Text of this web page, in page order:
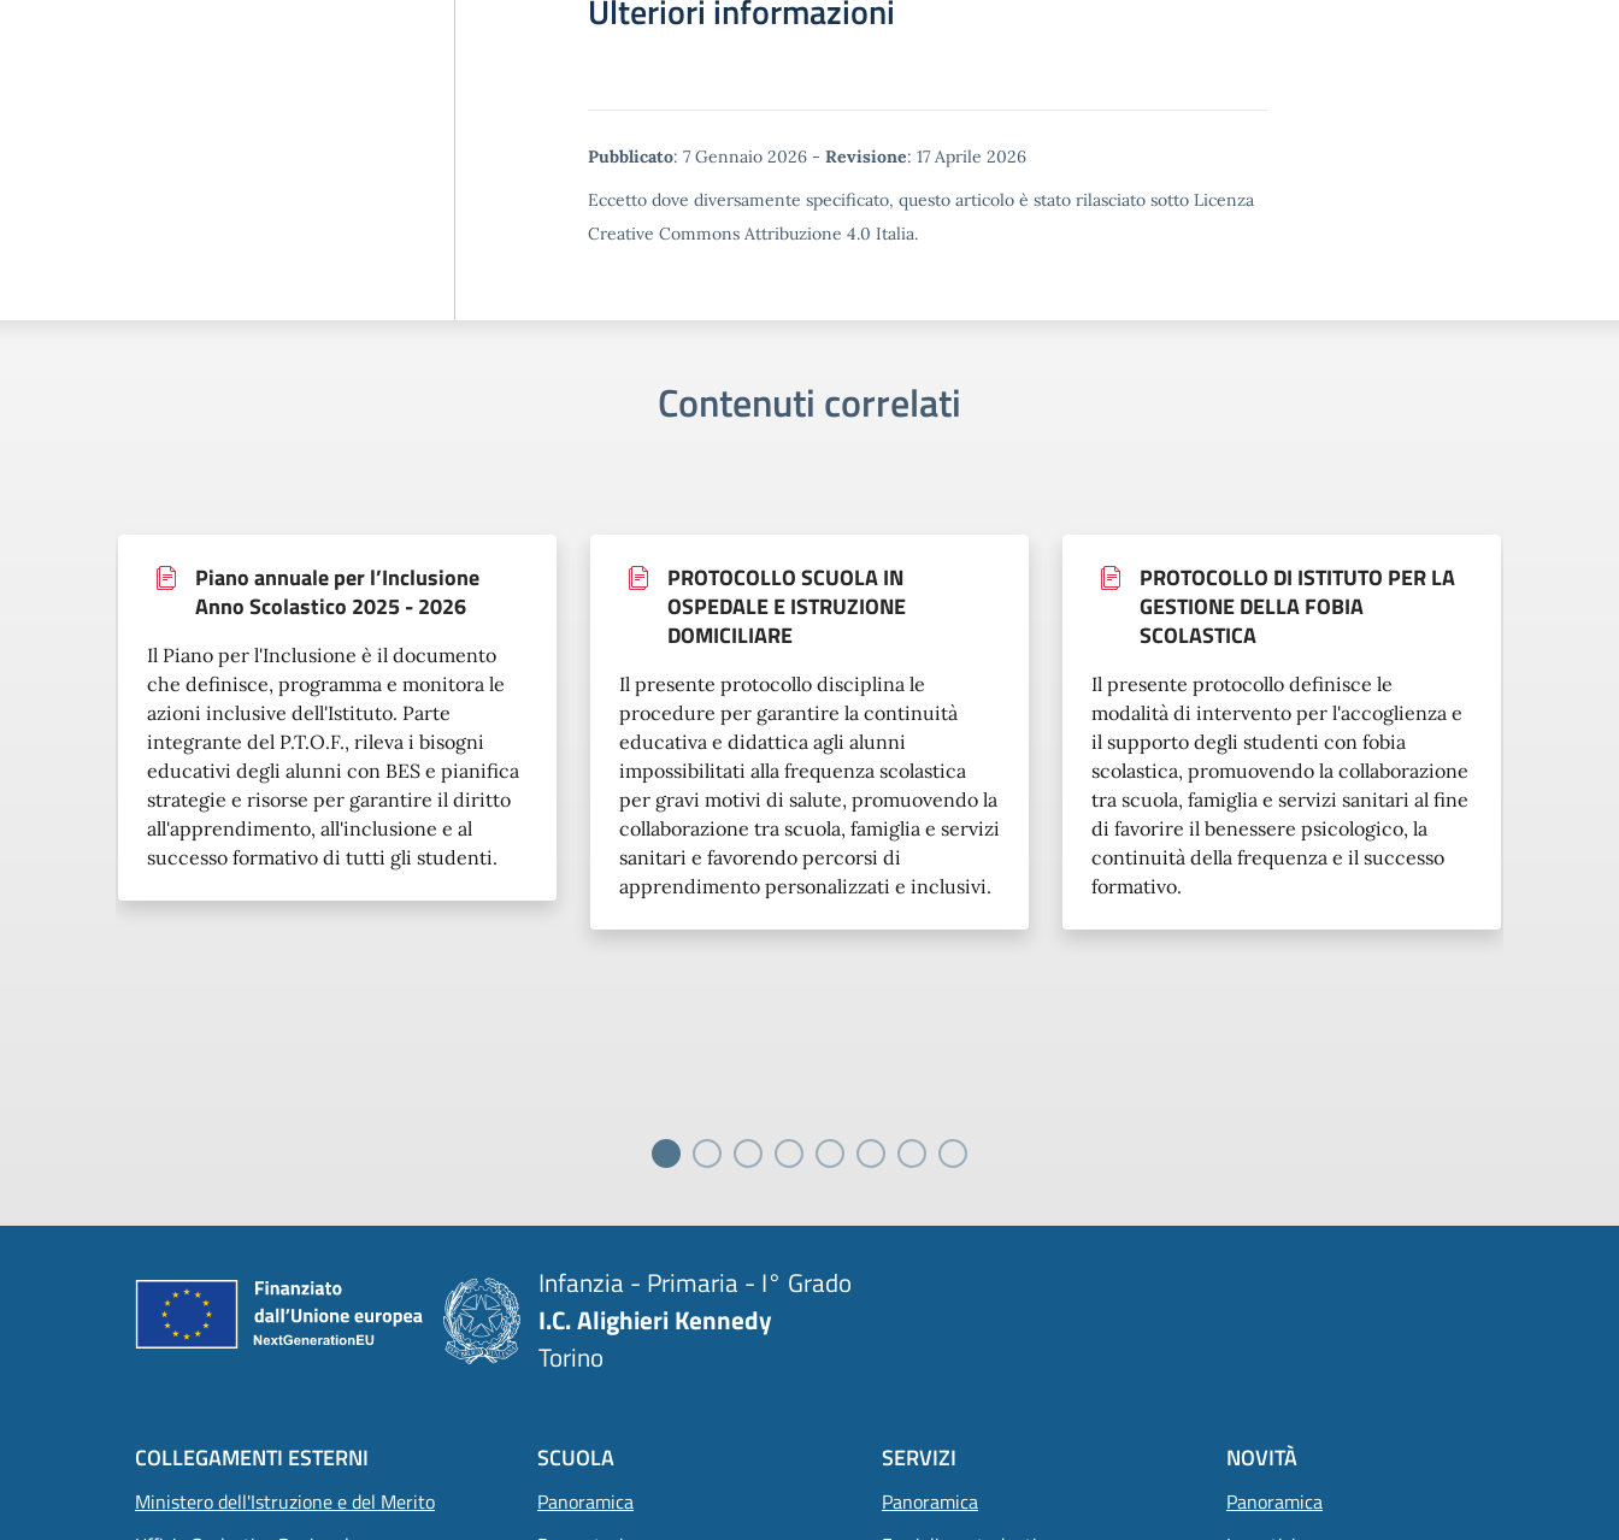
Ulteriori informazioni
Metadata
Pubblicato: 7 Gennaio 2026 - Revisione: 17 Aprile 2026
Eccetto dove diversamente specificato, questo articolo è stato rilasciato sotto Licenza
Creative Commons Attribuzione 4.0 Italia.
Contenuti correlati
Piano annuale per l’Inclusione
Anno Scolastico 2025 - 2026
Il Piano per l'Inclusione è il documento
che definisce, programma e monitora le
azioni inclusive dell'Istituto. Parte
integrante del P.T.O.F., rileva i bisogni
educativi degli alunni con BES e pianifica
strategie e risorse per garantire il diritto
all'apprendimento, all'inclusione e al
successo formativo di tutti gli studenti.
PROTOCOLLO SCUOLA IN
OSPEDALE E ISTRUZIONE
DOMICILIARE
Il presente protocollo disciplina le
procedure per garantire la continuità
educativa e didattica agli alunni
impossibilitati alla frequenza scolastica
per gravi motivi di salute, promuovendo la
collaborazione tra scuola, famiglia e servizi
sanitari e favorendo percorsi di
apprendimento personalizzati e inclusivi.
PROTOCOLLO DI ISTITUTO PER LA
GESTIONE DELLA FOBIA
SCOLASTICA
Il presente protocollo definisce le
modalità di intervento per l'accoglienza e
il supporto degli studenti con fobia
scolastica, promuovendo la collaborazione
tra scuola, famiglia e servizi sanitari al fine
di favorire il benessere psicologico, la
continuità della frequenza e il successo
formativo.
Infanzia - Primaria - I° Grado
I.C. Alighieri Kennedy
Torino
COLLEGAMENTI ESTERNI
Ministero dell'Istruzione e del Merito
SCUOLA
Panoramica
SERVIZI
Panoramica
NOVITÀ
Panoramica